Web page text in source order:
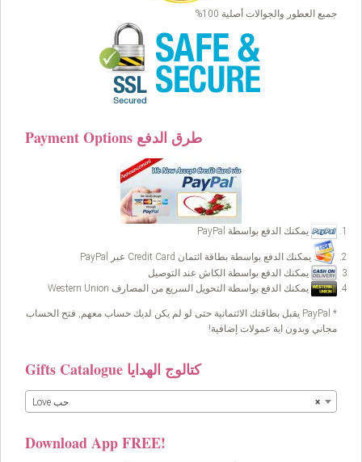
جميع العطور والجوالات أصلية 100%
Payment Options طرق الدفع
يمكنك الدفع بواسطة PayPal
يمكنك الدفع بواسطة بطاقة ائتمان Credit Card عبر PayPal
يمكنك الدفع بواسطة الكاش عند التوصيل
يمكنك الدفع بواسطة التحويل السريع من المصارف Western Union
* PayPal يقبل بطاقتك الائتمانية حتى لو لم يكن لديك حساب معهم, فتح الحساب
مجاني وبدون اية عمولات إضافية!
Gifts Catalogue كتالوج الهدايا
× Love حب
Download App FREE!